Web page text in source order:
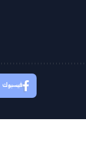
فيسبوك